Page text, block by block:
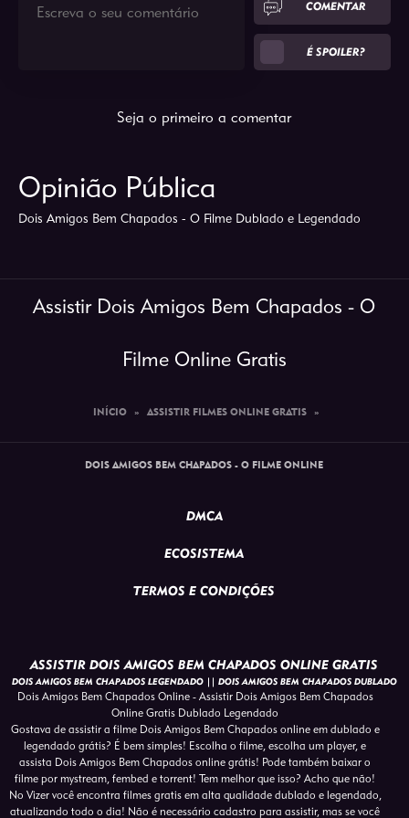
COMENTAR
É SPOILER?
Seja o primeiro a comentar
Opinião Pública
Dois Amigos Bem Chapados - O Filme Dublado e Legendado
Assistir Dois Amigos Bem Chapados - O
Filme Online Gratis
INÍCIO » ASSISTIR FILMES ONLINE GRATIS »
DOIS AMIGOS BEM CHAPADOS - O FILME ONLINE
DMCA
ECOSISTEMA
TERMOS E CONDIÇÕES
ASSISTIR DOIS AMIGOS BEM CHAPADOS ONLINE GRATIS
DOIS AMIGOS BEM CHAPADOS LEGENDADO || DOIS AMIGOS BEM CHAPADOS DUBLADO
Dois Amigos Bem Chapados Online - Assistir Dois Amigos Bem Chapados
Online Gratis Dublado Legendado
Gostava de assistir a filme Dois Amigos Bem Chapados online em dublado e
legendado grátis? É bem simples! Escolha o filme, escolha um player, e
assista Dois Amigos Bem Chapados online grátis! Pode também baixar o
filme por mystream, fembed e torrent! Tem melhor que isso? Acho que não!
No Vizer você encontra filmes gratis em alta qualidade dublado e legendado,
atualizando todo o dia! Não é necessário cadastro para assistir, mas se você